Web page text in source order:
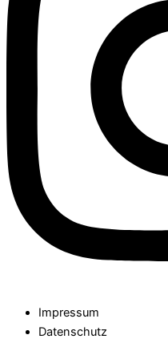
Impressum
Datenschutz